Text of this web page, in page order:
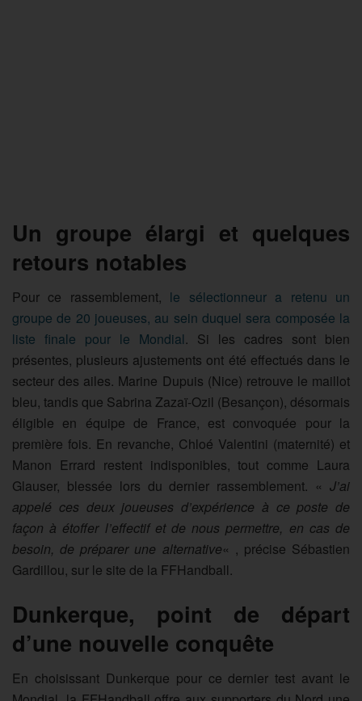
Un groupe élargi et quelques
retours notables
Pour ce rassemblement, le sélectionneur a retenu un
groupe de 20 joueuses, au sein duquel sera composée la
liste finale pour le Mondial. Si les cadres sont bien
présentes, plusieurs ajustements ont été effectués dans le
secteur des ailes. Marine Dupuis (Nice) retrouve le maillot
bleu, tandis que Sabrina Zazaï-Ozil (Besançon), désormais
éligible en équipe de France, est convoquée pour la
première fois. En revanche, Chloé Valentini (maternité) et
Manon Errard restent indisponibles, tout comme Laura
Glauser, blessée lors du dernier rassemblement. « J’ai
appelé ces deux joueuses d’expérience à ce poste de
façon à étoffer l’effectif et de nous permettre, en cas de
besoin, de préparer une alternative« , précise Sébastien
Gardillou, sur le site de la FFHandball.
Dunkerque, point de départ
d’une nouvelle conquête
En choisissant Dunkerque pour ce dernier test avant le